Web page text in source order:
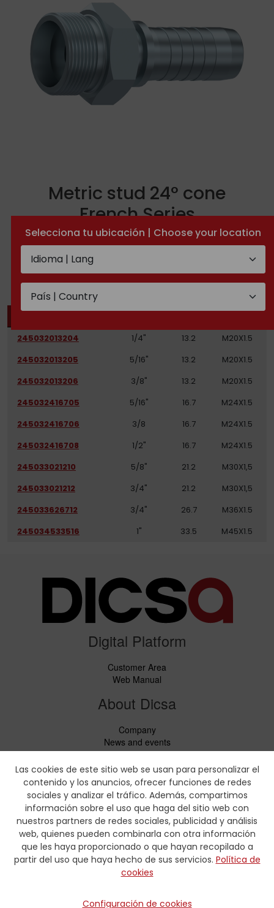
Selecciona tu ubicación | Choose your location
Las cookies de este sitio web se usan para personalizar el
contenido y los anuncios, ofrecer funciones de redes
sociales y analizar el tráfico. Además, compartimos
información sobre el uso que haga del sitio web con
nuestros partners de redes sociales, publicidad y análisis
web, quienes pueden combinarla con otra información
que les haya proporcionado o que hayan recopilado a
partir del uso que haya hecho de sus servicios. Política de
cookies
Configuración de cookies
Metric stud 24° cone
French Series
TECHNICAL DOCUMENTATION
245032013204
1/4" 13.2
M20X1.5
245032013205
5/16" 13.2
M20X1.5
245032013206
3/8" 13.2
M20X1.5
245032416705
5/16" 16.7
M24X1.5
245032416706
3/8 16.7
M24X1.5
245032416708
1/2" 16.7
M24X1.5
245033021210
5/8" 21.2
M30X1,5
245033021212
3/4" 21.2
M30X1,5
245033626712
3/4" 26.7
M36X1.5
245034533516
1" 33.5 M45X1.5
Digital Platform
Customer Area
Web Manual
About Dicsa
Company
News and events
Services
Code of Conduct
Social responsability
CbC Report
Downloads
Price lists and leaflets
Certificates
Crimping charts
Hydraulic Forms
Contact